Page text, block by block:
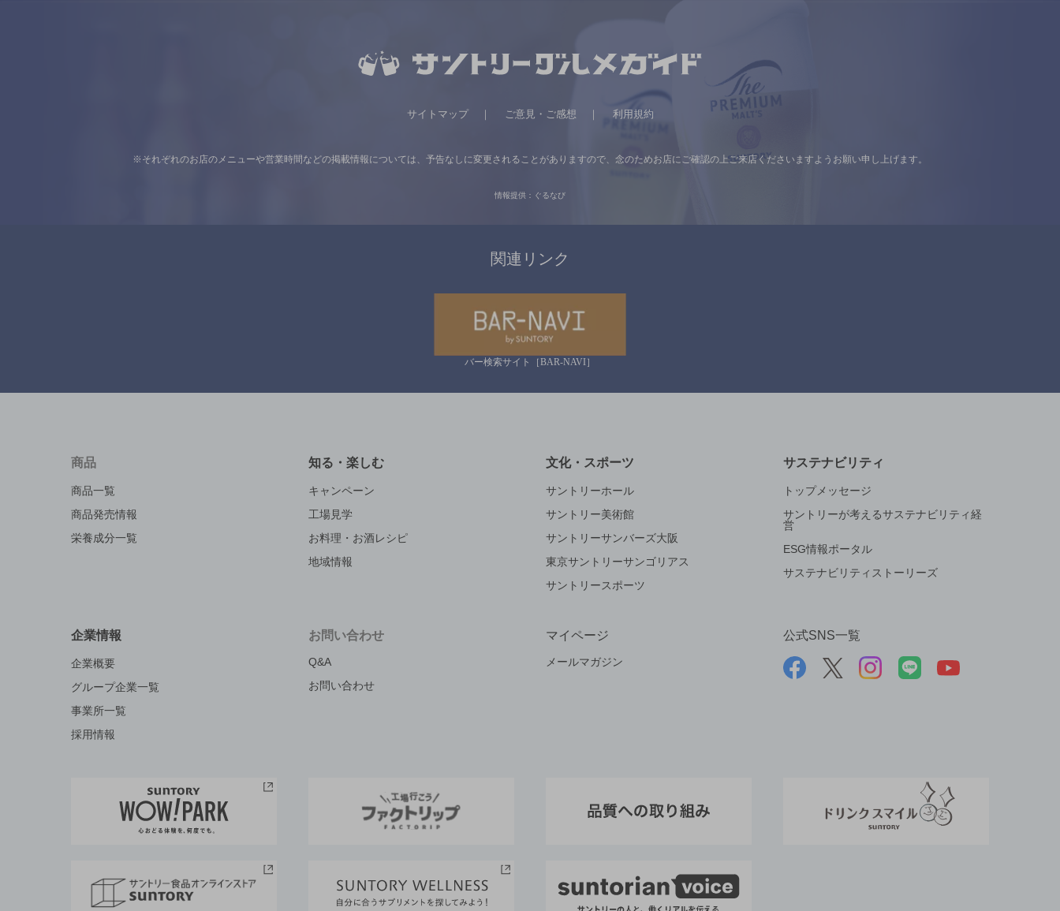
サイトマップ ご意見・ご感想 利用規約
※それぞれのお店のメニューや営業時間などの掲載情報については、 予告なしに変更されることがありますので、 念のためお店にご確認の上ご来店くださいますようお願い申し上げます。
情報提供：ぐるなび
関連リンク
バー検索サイト［BAR-NAVI］
商品
商品一覧
商品発売情報
栄養成分一覧
知る・楽しむ
キャンペーン
工場見学
お料理・お酒レシピ
地域情報
文化・スポーツ
サントリーホール
サントリー美術館
サントリーサンバーズ大阪
東京サントリーサンゴリアス
サントリースポーツ
サステナビリティ
トップメッセージ
サントリーが考えるサステナビリティ経
営
ESG情報ポータル
サステナビリティストーリーズ
企業情報
企業概要
グループ企業一覧
事業所一覧
採用情報
お問い合わせ
Q&A
お問い合わせ
マイページ
メールマガジン
公式SNS一覧